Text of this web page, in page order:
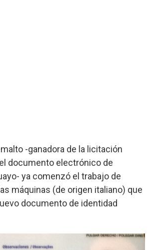
-ganadora de la licitación
documento electrónico de
ya comenzó el trabajo de
máquinas (de origen italiano) que
documento de identidad